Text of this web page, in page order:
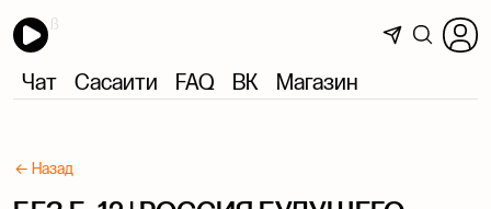
Чат Сасаити FAQ ВК Магазин
← Назад